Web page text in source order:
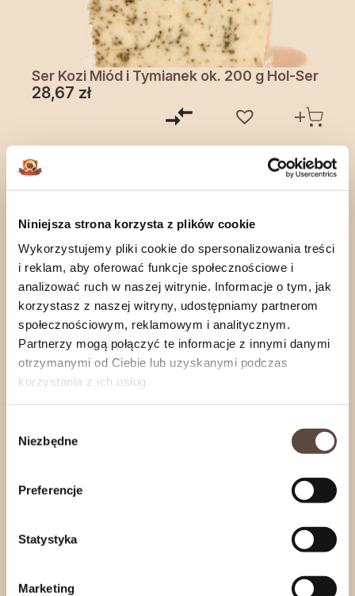
Niniejsza strona korzysta z plików cookie
Wykorzystujemy pliki cookie do spersonalizowania treści
i reklam, aby oferować funkcje społecznościowe i
analizować ruch w naszej witrynie. Informacje o tym, jak
korzystasz z naszej witryny, udostępniamy partnerom
społecznościowym, reklamowym i analitycznym.
Partnerzy mogą połączyć te informacje z innymi danymi
otrzymanymi od Ciebie lub uzyskanymi podczas
korzystania z ich usług.
zgody
Niezbędne
Preferencje
Statystyka
Marketing
Ser Kozi Miód i Tymianek ok. 200 g Hol-Ser
28,67 zł
Ser kozi z dodatkiem czerwonego wina ok.